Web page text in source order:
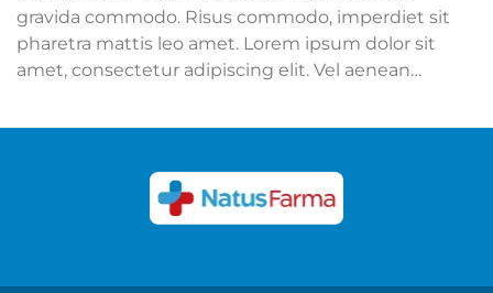
gravida commodo. Risus commodo, imperdiet sit
pharetra mattis leo amet. Lorem ipsum dolor sit
amet, consectetur adipiscing elit. Vel aenean
Congue felis aenean mauris sed platea diam. Porta
commodo, imperdiet sit pharetra mattis leo amet.